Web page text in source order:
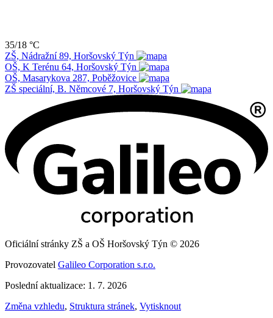
35/18 °C
ZŠ, Nádražní 89, Horšovský Týn
OŠ, K Terénu 64, Horšovský Týn
OŠ, Masarykova 287, Poběžovice
ZŠ speciální, B. Němcové 7, Horšovský Týn
Oficiální stránky ZŠ a OŠ Horšovský Týn © 2026
Provozovatel Galileo Corporation s.r.o.
Poslední aktualizace: 1. 7. 2026
Změna vzhledu, Struktura stránek, Vytisknout